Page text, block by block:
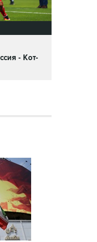
- Кот-